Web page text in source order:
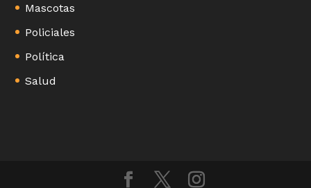
Mascotas
Policiales
Política
Salud